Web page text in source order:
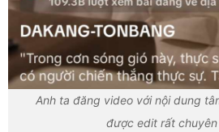
Anh ta đăng video với nội dung
được edit rất